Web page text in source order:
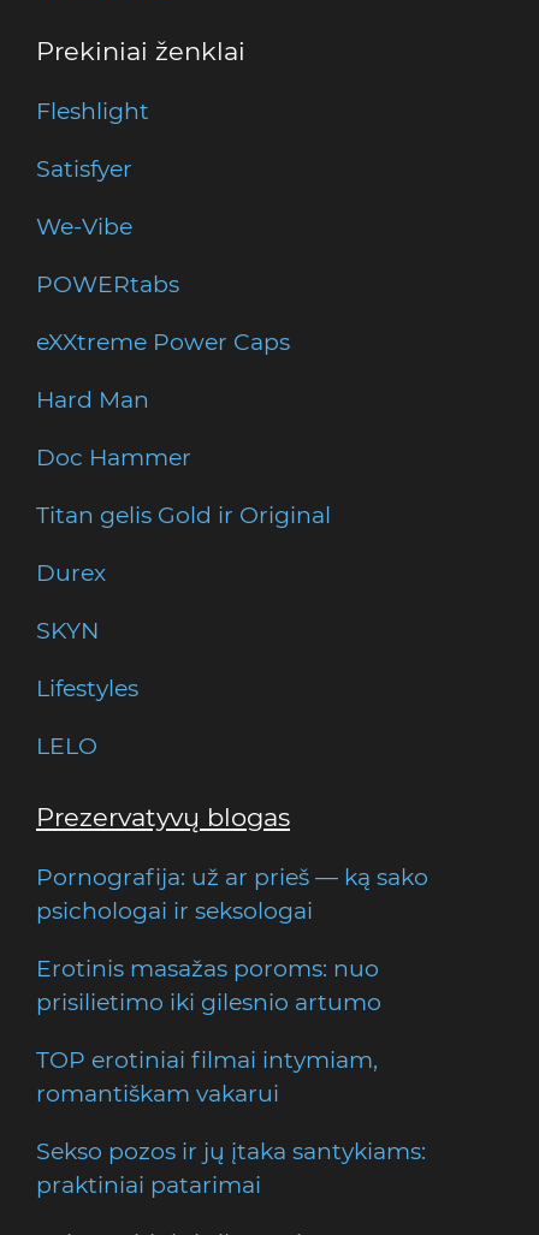
Prekiniai ženklai
Fleshlight
Satisfyer
We-Vibe
POWERtabs
eXXtreme Power Caps
Hard Man
Doc Hammer
Titan gelis Gold ir Original
Durex
SKYN
Lifestyles
LELO
Prezervatyvų blogas
Pornografija: už ar prieš — ką sako
psichologai ir seksologai
Erotinis masažas poroms: nuo
prisilietimo iki gilesnio artumo
TOP erotiniai filmai intymiam,
romantiškam vakarui
Sekso pozos ir jų įtaka santykiams:
praktiniai patarimai